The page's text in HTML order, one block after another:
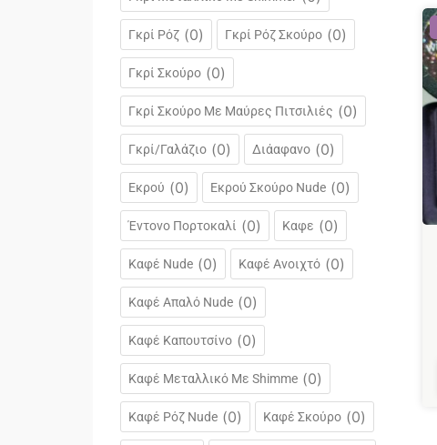
Γκρί Ρόζ (0) Γκρί Ρόζ Σκούρο (0)
Γκρί Σκούρο (0)
Γκρί Σκούρο Με Μαύρες Πιτσιλιές (0)
Γκρί/γαλάζιο (0) Διάαφανο (0)
Εκρού (0) Εκρού Σκούρο Nude (0)
Έντονο Πορτοκαλί (0) Καφε (0)
Καφέ Nude (0) Καφέ Ανοιχτό (0)
Καφέ Απαλό Nude (0)
Καφέ Καπουτσίνο (0)
Καφέ Μεταλλικό Με Shimme (0)
Καφέ Ρόζ Nude (0) Καφέ Σκούρο (0)